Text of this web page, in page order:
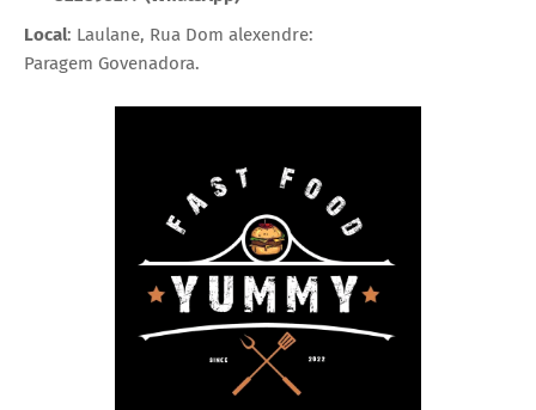
Local: Laulane, Rua Dom alexendre:
Paragem Govenadora.